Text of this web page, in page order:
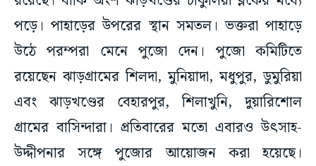
পড়ে। পাহাড়ের উপরের স্থান সমতল। ভক্তরা পাহাড়ে
উঠে পরম্পরা মেনে পুজো দেন। পুজো কমিটিতে
রয়েছেন ঝাড়গ্রামের শিলদা, মুনিয়াদা, মধুপুর, ডুমুরিয়া
এবং ঝাড়খণ্ডের বেহারপুর, শিলাখুনি, দুয়ারিশোল
গ্ৰামের বাসিন্দারা। প্রতিবারের মতো এবারও উৎসাহ-
উদ্দীপনার সঙ্গে পুজোর আয়োজন করা হয়েছে।